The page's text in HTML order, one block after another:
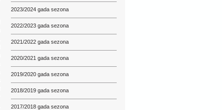
2023/2024 gada sezona
2022/2023 gada sezona
2021/2022 gada sezona
2020/2021 gada sezona
2019/2020 gada sezona
2018/2019 gada sezona
2017/2018 gada sezona